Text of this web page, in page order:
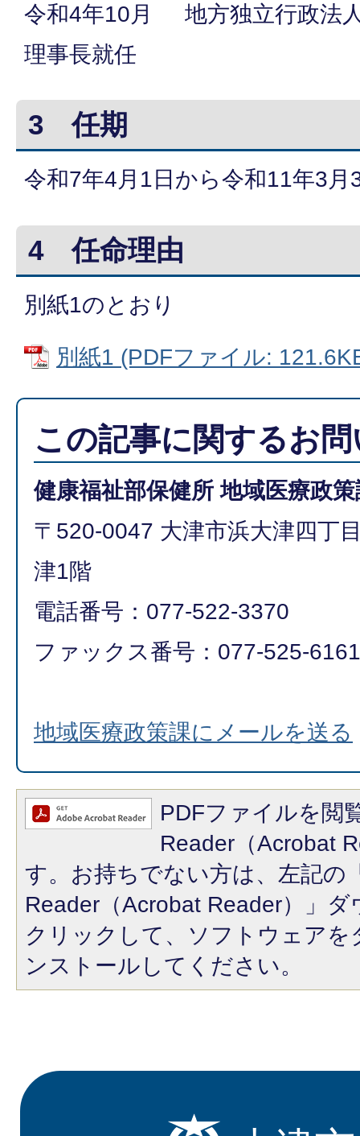
令和4年10月 地方独立行政法
理事長就任
3 任期
令和7年4月1日から令和11年3月
4 任命理由
別紙1のとおり
別紙1 (PDFファイル:
この記事に関するお
健康福祉部保健所 地域医療政策
〒520-0047 大津市浜大津四丁
津1階
電話番号：077-522-3370
ファックス番号：077-525-6161
地域医療政策課にメールを送る
PDFファイルを閲
Reader（Acrobat
す。お持ちでない方は、左記の
Reader（Acrobat Reader）」
クリックして、ソフトウェア
ンストールしてください。